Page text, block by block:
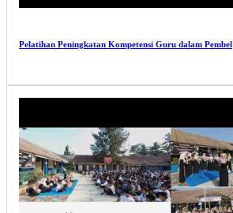
Pelatihan Peningkatan Kompetensi Guru dalam Pembel